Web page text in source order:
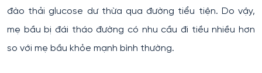
đào thải glucose dư thừa qua đường tiểu tiện. Do vậy,
mẹ bầu bị đái tháo đường có nhu cầu đi tiều nhiều hơn
so với mẹ bầu khỏe mạnh bình thường.